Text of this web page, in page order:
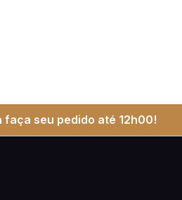
faça seu pedido até 12h00!